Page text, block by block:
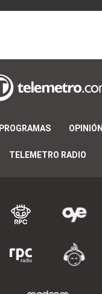
PROGRAMAS OPINIÓN
TELEMETRO RADIO